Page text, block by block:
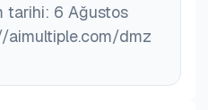
tarihi: 6 Ağustos
aimultiple.com/dmz